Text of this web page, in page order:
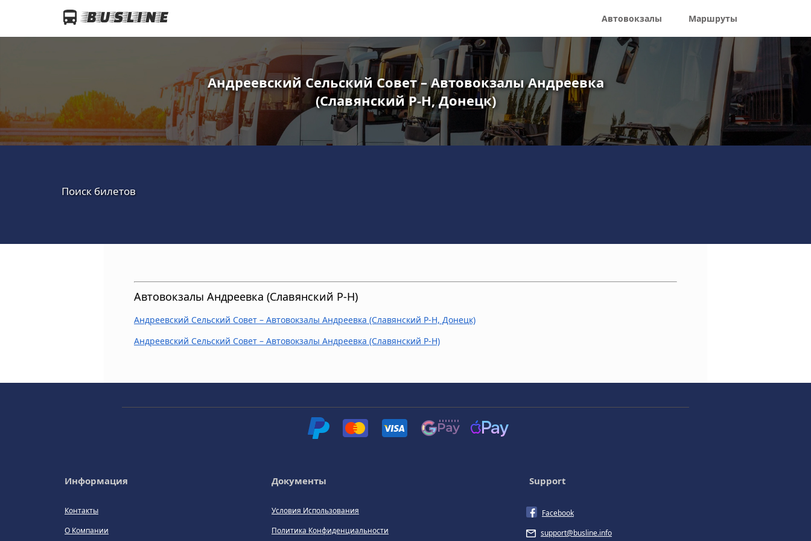
Автовокзалы Маршруты
Андреевский Сельский Совет – Автовокзалы Андреевка
(Славянский Р-Н, Донецк)
Поиск билетов
Автовокзалы Андреевка (Славянский Р-Н)
Андреевский Сельский Совет – Автовокзалы Андреевка (Славянский Р-Н, Донецк)
Андреевский Сельский Совет – Автовокзалы Андреевка (Славянский Р-Н)
Информация
Контакты
О Компании
Документы
Условия Использования
Политика Конфиденциальности
Support
Facebook
support@busline.info